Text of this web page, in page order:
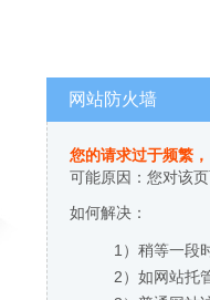
网站防火墙
您的请求过于频繁
可能原因：您对该
如何解决：
1）稍等一段
2）如网站托